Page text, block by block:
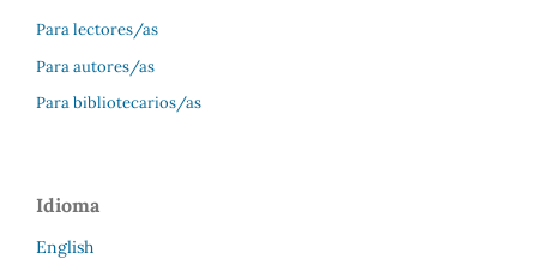
Para lectores/as
Para autores/as
Para bibliotecarios/as
Idioma
English